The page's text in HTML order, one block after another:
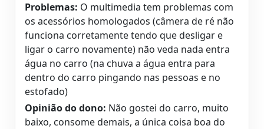
Problemas: O multimedia tem problemas com
os acessórios homologados (câmera de ré não
funciona corretamente tendo que desligar e
ligar o carro novamente) não veda nada entra
água no carro (na chuva a água entra para
dentro do carro pingando nas pessoas e no
estofado)
Opinião do dono: Não gostei do carro, muito
baixo, consome demais, a única coisa boa do